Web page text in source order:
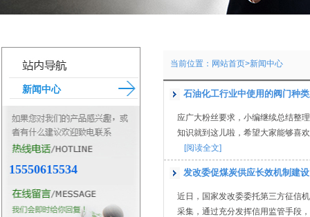
新闻中心
15550615534
当前位置： 网站首页>新闻中心
石油化工行业中使用的阀门种
应广大粉丝要求，小编继续总结整
知识就到这儿啦，希望大家能够喜
[阅读全文]
发改委促煤炭供应长效机制建
近日，国家发改委委托第三方征信
采集，通过充分发挥信用监管手段